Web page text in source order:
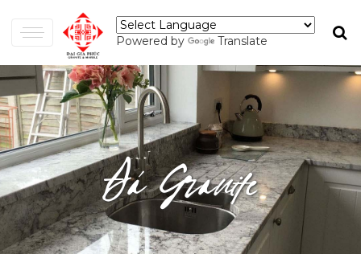
Powered by Translate
Đá Granite